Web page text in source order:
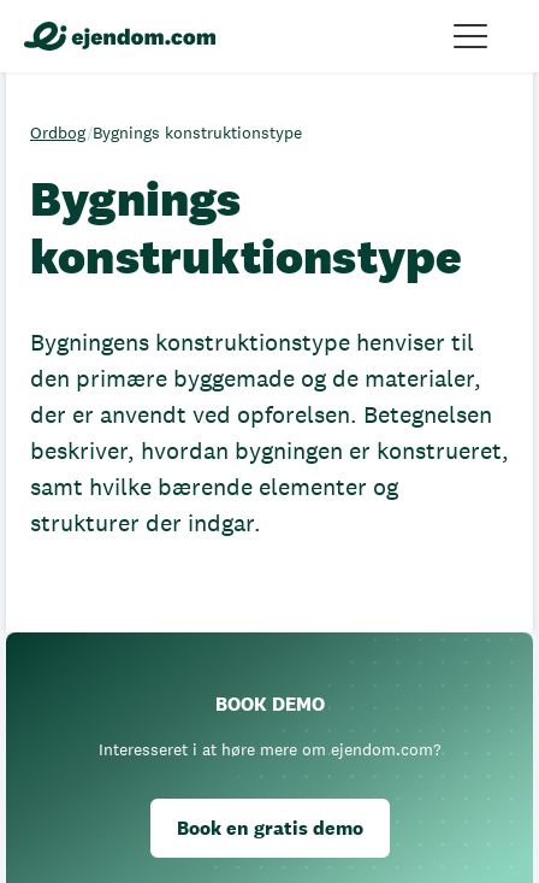
Ordbog/Bygnings konstruktionstype
Bygnings
konstruktionstype
Bygningens konstruktionstype henviser til
den primære byggemade og de materialer,
der er anvendt ved opforelsen. Betegnelsen
beskriver, hvordan bygningen er konstrueret,
samt hvilke bærende elementer og
strukturer der indgar.
BOOK DEMO
Interesseret i at høre mere om ejendom.com?
Book en gratis demo